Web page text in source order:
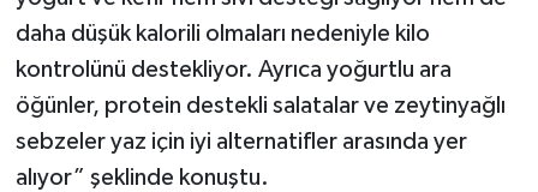
daha düşük kalorili olmaları nedeniyle kilo
kontrolünü destekliyor. Ayrıca yoğurtlu ara
öğünler, protein destekli salatalar ve zeytinyağlı
sebzeler yaz için iyi alternatifler arasında yer
alıyor” şeklinde konuştu.